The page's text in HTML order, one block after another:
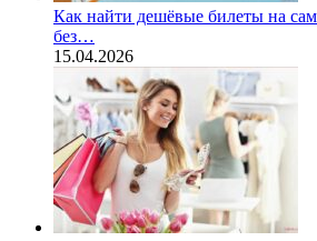
Как найти дешёвые билеты на
без…
15.04.2026